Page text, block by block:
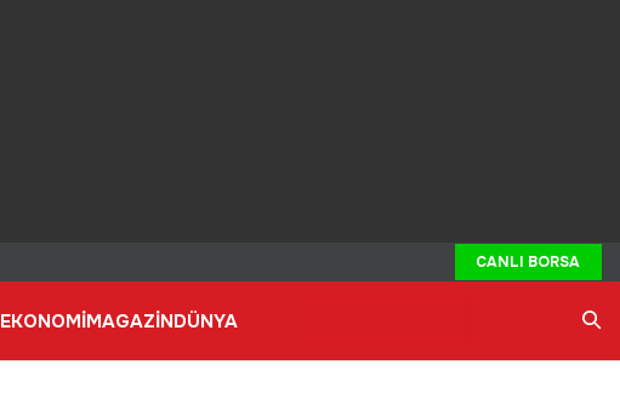
CANLI BORSA
EKONOMİMAGAZİNDÜNYA